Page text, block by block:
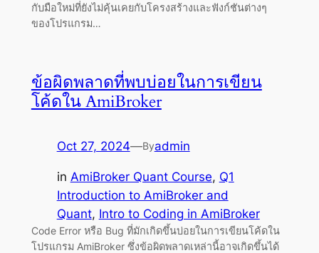
กับมือใหม่ที่ยังไม่คุ้นเคยกับโครงสร้างและฟังก์ชันต่างๆ
ของโปรแกรม…
ข้อผิดพลาดที่พบบ่อยในการเขียน
โค้ดใน AmiBroker
Oct 27, 2024—Byadmin
in AmiBroker Quant Course, Q1
Introduction to AmiBroker and
Quant, Intro to Coding in AmiBroker
Code Error หรือ Bug ที่มักเกิดขึ้นบ่อยในการเขียนโค้ดใน
โปรแกรม AmiBroker ซึ่งข้อผิดพลาดเหล่านี้อาจเกิดขึ้นได้